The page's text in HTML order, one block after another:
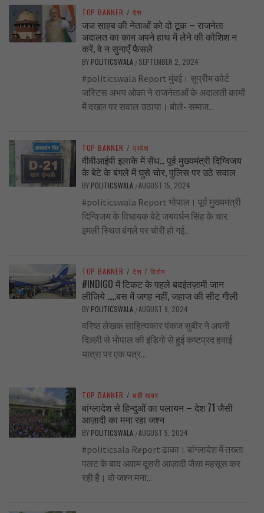
TOP BANNER / देश
जज साहब की नेताओं को दो टूक – राजनेता
अदालत का काम अपने हाथ में लेने की कोशिश न
करें, वे न सुनाएँ फैसले
BY POLITICSWALA / SEPTEMBER 2, 2024
#politicswala Report मुंबई। सुप्रीम कोर्ट
जस्टिस अभय ओका ने राजनेताओं के अदालती कामों
में दखल पर सवाल उठाया। बोले- समाज...
TOP BANNER / प्रदेश
वीवीआईपी इलाके में सेंध… पूर्व मुख्यमंत्री दिग्विजय
के बेटे के बंगले में घुसे चोर, पुलिस पर उठे सवाल
BY POLITICSWALA /AUGUST 15, 2024
#politicswala Report भोपाल। पूर्व मुख्यमंत्री
दिग्विजय के विधायक बेटे जयवर्धन सिंह के चार
इमली स्थित बंगले पर चोरी हो गई...
TOP BANNER / देश / विशेष
#INDIGO में टिकट के पहले बदइंतज़ामी जान
लीजिये …..बस में जगह नहीं, जहाज की सीट गीली
BY POLITICSWALA /AUGUST 9, 2024
वरिष्ठ लेखक साहित्यकार पंकज सुबीर ने अपनी
दिल्ली से भोपाल की इंडिगो से हुई कष्टप्रद हवाई
यात्रा पर एक पत्र...
TOP BANNER / बड़ी खबर
बांग्लादेश से हिन्दुओं का पलायन – देश 71 जैसी
आज़ादी का मना रहा जश्न
BY POLITICSWALA /AUGUST 5, 2024
#politicsala Report ढाका। बांग्लादेश में तख्ता
पलट के बाद अवाम दूसरी आज़ादी जैसा महसूस कर
रही है। वो जश्न मना...